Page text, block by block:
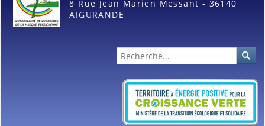
8 Rue Jean Marien Messant - 36140
AIGURANDE